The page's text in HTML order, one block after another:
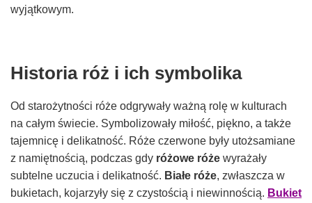
wyjątkowym.
Historia róż i ich symbolika
Od starożytności róże odgrywały ważną rolę w kulturach
na całym świecie. Symbolizowały miłość, piękno, a także
tajemnicę i delikatność. Róże czerwone były utożsamiane
z namiętnością, podczas gdy różowe róże wyrażały
subtelne uczucia i delikatność. Białe róże, zwłaszcza w
bukietach, kojarzyły się z czystością i niewinnością. Bukiet